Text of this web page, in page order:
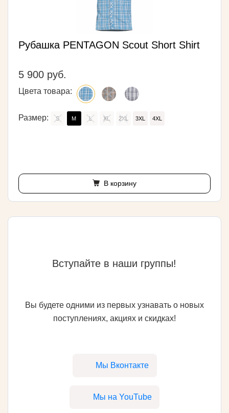
Рубашка PENTAGON Scout Short Shirt
5 900 руб.
Цвета товара:
Размер: S M L XL 2XL 3XL 4XL
В корзину
Вступайте в наши группы!
Вы будете одними из первых узнавать о новых
поступлениях, акциях и скидках!
Мы Вконтакте
Мы на YouTube